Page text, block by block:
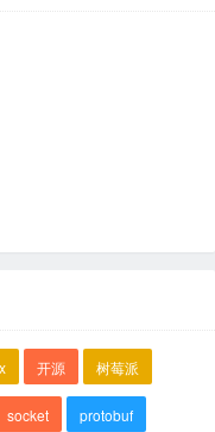
开源 树莓派
socket protobuf